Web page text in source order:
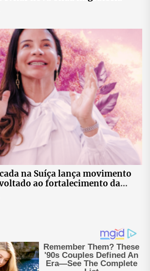
na Suíça lança movimento
ao fortalecimento da